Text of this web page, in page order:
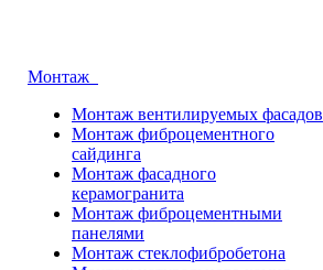
Монтаж
Монтаж вентилируемых фасадов
Монтаж фиброцементного
сайдинга
Монтаж фасадного
керамогранита
Монтаж фиброцементными
панелями
Монтаж стеклофибробетона